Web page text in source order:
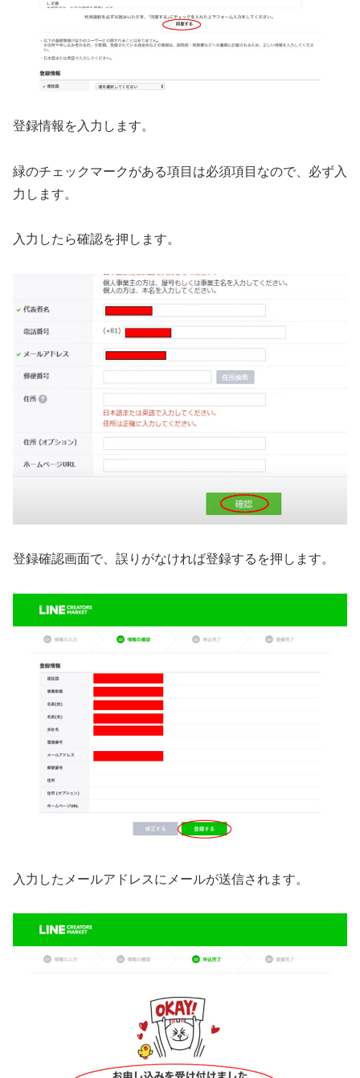
登録情報を入力します。
緑のチェックマークがある項目は必須項目なので、必ず入
力します。
入力したら確認を押します。
登録確認画面で、誤りがなければ登録するを押します。
入力したメールアドレスにメールが送信されます。